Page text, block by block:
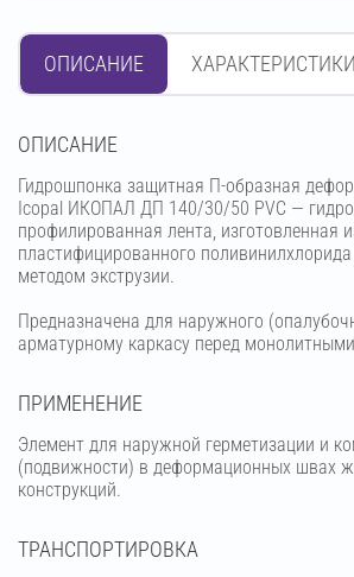
ОПИСАНИЕ ХАРАКТЕРИСТИКИ
OПИСАНИЕ
Гидрошпонка защитная П-образная
Icopal ИКОПАЛ ДП 140/30/50 PVC —
профилированная лента, изготовленная
пластифицированного
методом экструзии.
Предназначена для наружного
арматурному каркасу перед
ПРИМЕНЕНИЕ
Элемент для наружной герметизации и
(подвижности) в деформационных швах
конструкций.
ТРАНСПОРТИРОВКА